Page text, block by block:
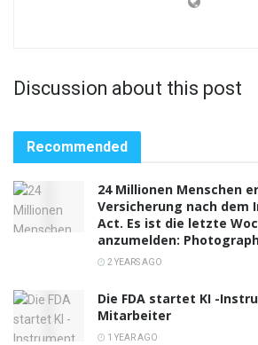
Discussion about this post
Recommended
24 Millionen Menschen
Versicherung nach dem
Act. Es ist die letzte
anzumelden:
2 YEARS AGO
Die FDA startet KI -
Mitarbeiter
1 YEAR AGO